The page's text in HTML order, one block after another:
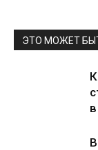
ЭТО МОЖЕТ